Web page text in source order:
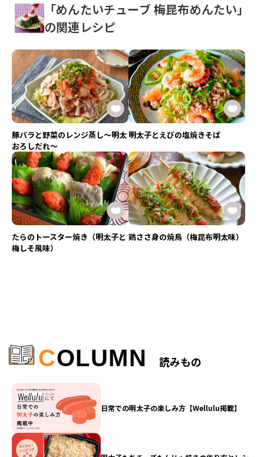
「めんたいチューブ 梅昆布めんたい」
の関連レシピ
豚バラと野菜のレンジ蒸し～明太
おろしだれ～
明太子とえびの塩焼きそば
たらのトースター焼き（明太子と
梅しそ風味）
鶏ささ身の焼鳥（梅昆布明太味）
COLUMN 読みもの
日常での明太子の楽しみ方【Wellulu掲載】